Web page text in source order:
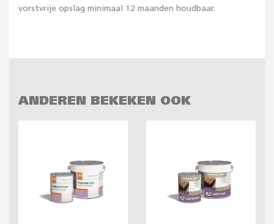
vorstvrije opslag minimaal 12 maanden houdbaar.
ANDEREN BEKEKEN OOK